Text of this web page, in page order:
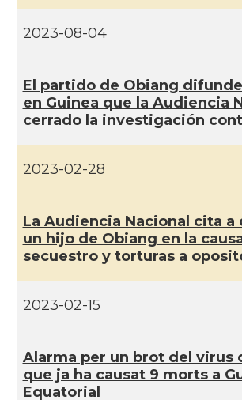
2023-08-04
El partido de Obiang
en Guinea que la Audiencia
cerrado la investigación
2023-02-28
La Audiencia Nacional cita a
un hijo de Obiang en la
secuestro y torturas a
2023-02-15
Alarma per un brot del virus
que ja ha causat 9 morts a
Equatorial